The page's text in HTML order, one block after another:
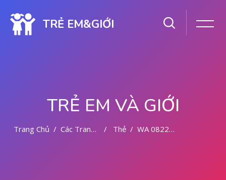
TRẺ EM&GIỚI
TRẺ EM VÀ GIỚI
Trang Chủ Các Trang Của Hệ Thống Thẻ WA 082281779727 KLINIK ABORSI MALANG